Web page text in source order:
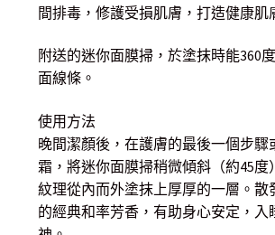
間排毒，修護受損肌膚，打造健康肌
附送的迷你面膜掃，於塗抹時能360
面線條。
使用方法
晚間潔顏後，在護膚的最後一個步驟
霜，將迷你面膜掃稍微傾斜（約45度
紋理從內而外塗抹上厚厚的一層。散
的經典和率芳香，有助身心安定，入